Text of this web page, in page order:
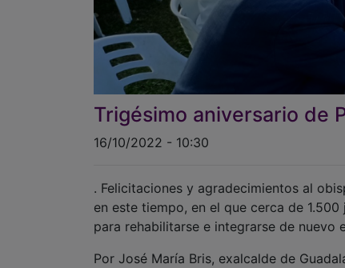
Trigésimo aniversario de
16/10/2022 - 10:30
. Felicitaciones y agradecimientos al
en este tiempo, en el que cerca de
para rehabilitarse e integrarse de nuevo
Por José María Bris, exalcalde de